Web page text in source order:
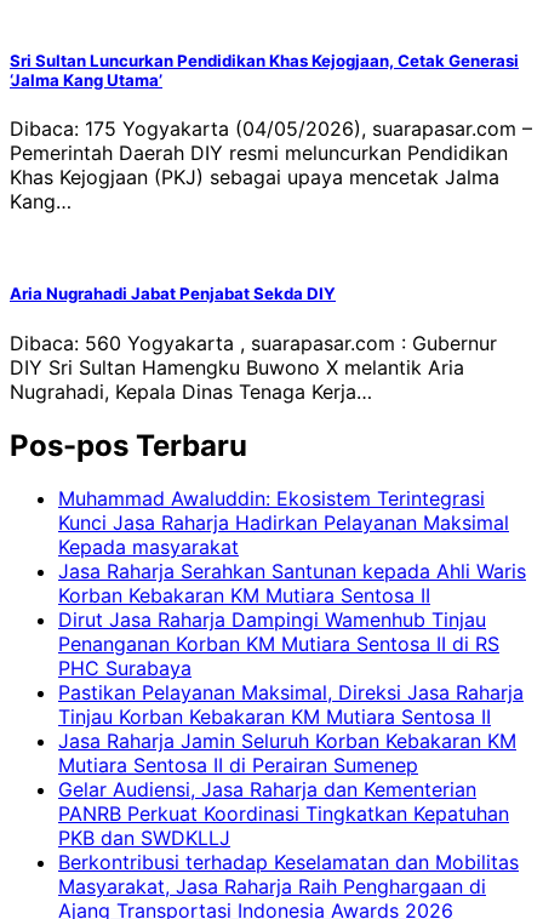
Sri Sultan Luncurkan Pendidikan Khas Kejogjaan, Cetak Generasi
‘Jalma Kang Utama’
Dibaca: 175 Yogyakarta (04/05/2026), suarapasar.com –
Pemerintah Daerah DIY resmi meluncurkan Pendidikan
Khas Kejogjaan (PKJ) sebagai upaya mencetak Jalma
Kang…
Aria Nugrahadi Jabat Penjabat Sekda DIY
Dibaca: 560 Yogyakarta , suarapasar.com : Gubernur
DIY Sri Sultan Hamengku Buwono X melantik Aria
Nugrahadi, Kepala Dinas Tenaga Kerja…
Pos-pos Terbaru
Muhammad Awaluddin: Ekosistem Terintegrasi
Kunci Jasa Raharja Hadirkan Pelayanan Maksimal
Kepada masyarakat
Jasa Raharja Serahkan Santunan kepada Ahli Waris
Korban Kebakaran KM Mutiara Sentosa II
Dirut Jasa Raharja Dampingi Wamenhub Tinjau
Penanganan Korban KM Mutiara Sentosa II di RS
PHC Surabaya
Pastikan Pelayanan Maksimal, Direksi Jasa Raharja
Tinjau Korban Kebakaran KM Mutiara Sentosa II
Jasa Raharja Jamin Seluruh Korban Kebakaran KM
Mutiara Sentosa II di Perairan Sumenep
Gelar Audiensi, Jasa Raharja dan Kementerian
PANRB Perkuat Koordinasi Tingkatkan Kepatuhan
PKB dan SWDKLLJ
Berkontribusi terhadap Keselamatan dan Mobilitas
Masyarakat, Jasa Raharja Raih Penghargaan di
Ajang Transportasi Indonesia Awards 2026